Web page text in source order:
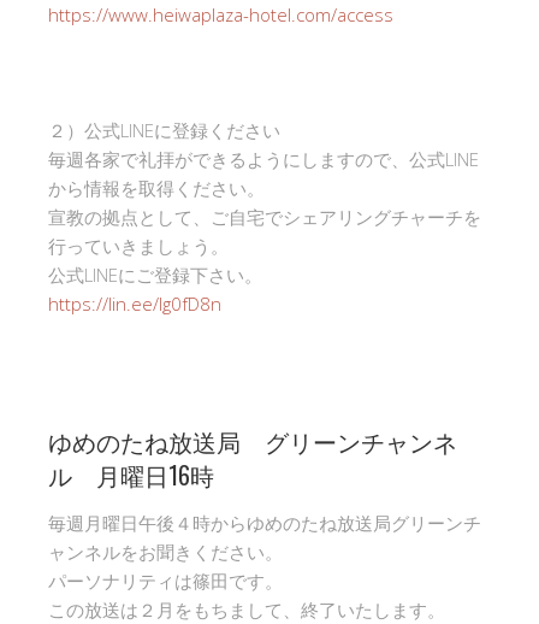
https://www.heiwaplaza-hotel.com/access
２）公式LINEに登録ください
毎週各家で礼拝ができるようにしますので、公式LINE
から情報を取得ください。
宣教の拠点として、ご自宅でシェアリングチャーチを
行っていきましょう。
公式LINEにご登録下さい。
https://lin.ee/Ig0fD8n
ゆめのたね放送局 グリーンチャンネ
ル 月曜日16時
毎週月曜日午後４時からゆめのたね放送局グリーンチ
ャンネルをお聞きください。
パーソナリティは篠田です。
この放送は２月をもちまして、終了いたします。